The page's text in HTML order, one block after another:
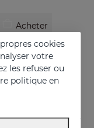
Acheter
22.95 €
cookies
votre
les refuser ou
politique en